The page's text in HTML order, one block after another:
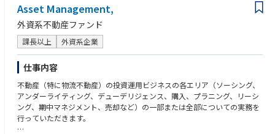
Asset Management,
外資系不動産ファンド
課長以上 外資系企業
仕事内容
不動産（特に物流不動産）の投資運用ビジネスの各エリア（ソーシング、
アンダーライティング、デューデリジェンス、購入、プラニング、リーシ
ング、期中マネジメント、売却など）の一部または全部についての実務を
行っていただきます。